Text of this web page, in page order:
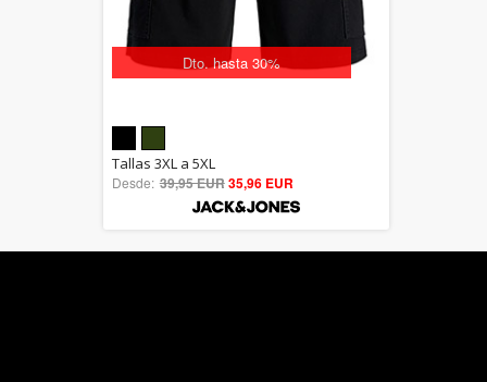
Dto. hasta 30%
5.00
out of 5
Tallas 3XL a 5XL
Desde: 39,95 EUR35,96 EUR